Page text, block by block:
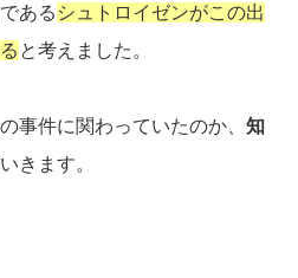
ある シュトロイゼンがこの出
と考えました。
事件に関わっていたのか、 知
きます。